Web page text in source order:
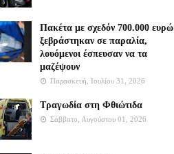
Πακέτα με σχεδόν 700.000 ευρώ
ξεβράστηκαν σε παραλία,
λουόμενοι έσπευσαν να τα
μαζέψουν
Παρασκευή, Ιουλίου 31, 2026
Τραγωδία στη Φθιώτιδα
Σάββατο, Αυγούστου 01, 2026